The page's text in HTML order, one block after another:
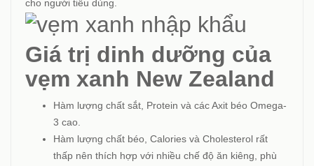
cho người tiêu dùng.
Giá trị dinh dưỡng của
vẹm xanh New Zealand
Hàm lượng chất sắt, Protein và các Axit béo Omega-
3 cao.
Hàm lượng chất béo, Calories và Cholesterol rất
thấp nên thích hợp với nhiều chế độ ăn kiêng, phù